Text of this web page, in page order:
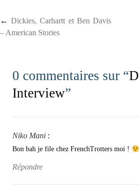
Post navigation
← Dickies, Carhartt et Ben Davis
– American Stories
0 commentaires sur “
Interview”
Niko Mani :
Bon bah je file chez FrenchTrotters moi !
Répondre